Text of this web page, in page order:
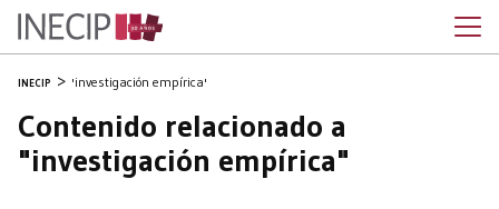
INECIP 'investigación empírica'
Contenido relacionado a
"investigación empírica"